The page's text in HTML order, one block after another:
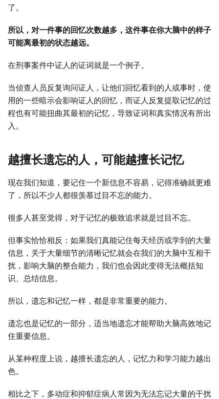
了。
所以，对一件事的回忆次数越多，这件事在你大脑中的样子
可能离最初的状态越远。
在刑事案件中证人的证词就是一个例子。
当侦查人员反复询问证人，让他们回忆看到的人或事时，使
用的一些暗示会影响证人的回忆，而证人反复提取记忆的过
程也有可能扭曲其最初的记忆，导致证词和真实情况有所出
入。
越擅长遗忘的人，可能越擅长记忆
现在我们知道，要记住一个新信息不容易，记得准确就更难
了，所以不少人都很羡慕过目不忘的能力。
很多人甚至觉得，对于记忆的极致追求就是过目不忘。
但事实恰恰相反：如果我们真能记住每天经历或学到的大量
信息，关于大量细节的清晰记忆就会在我们的大脑中互相干
扰，影响大脑的整合能力，我们也会因此变得无法概括知
识、总结信息。
所以，遗忘和记忆一样，都是非常重要的能力。
遗忘也是记忆的一部分，适当地遗忘才能帮助大脑高效地记
住重要信息。
从某种程度上说，越擅长遗忘的人，记忆力和学习能力越出
色。
相比之下，多动症和抑郁症病人常因为无法忘记大量的干扰